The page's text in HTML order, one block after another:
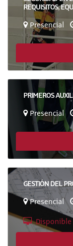
REQUISITOS,
Presencial
PRIMEROS
Presencial
GESTIÓN DEL
Presencial
Disponible